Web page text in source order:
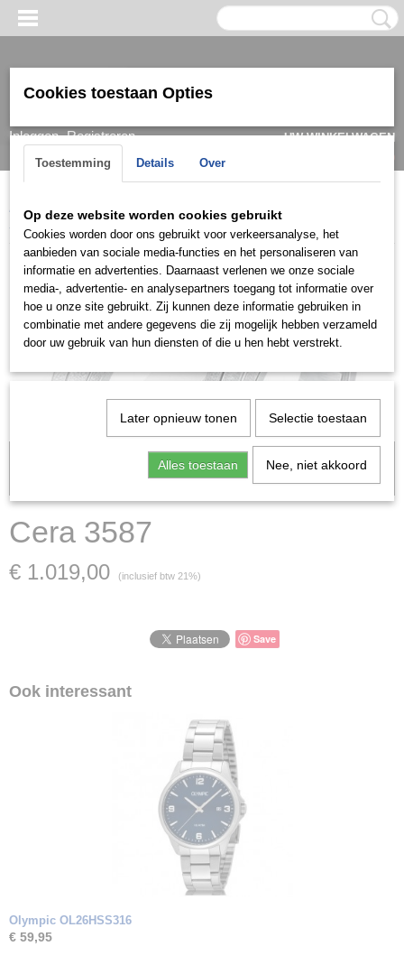
Inloggen Registreren
UW WINKELWAGEN
(0)
Home > > Trouwringen / Wedding Cera collectie
3587
Let op: het kan voorkomen dat het product onlangs in de zaak is
verkocht; in dat geval nemen wij contact met u op.
Cera 3587
€ 1.019,00 (inclusief btw 21%)
Save
Ook interessant
Olympic OL26HSS316
€ 59,95
Cookies toestaan Opties
Toestemming Details Over
Op deze website worden cookies gebruikt
Cookies worden door ons gebruikt voor verkeersanalyse, het
aanbieden van sociale media-functies en het personaliseren van
informatie en advertenties. Daarnaast verlenen we onze sociale
media-, advertentie- en analysepartners toegang tot informatie over
hoe u onze site gebruikt. Zij kunnen deze informatie gebruiken in
combinatie met andere gegevens die zij mogelijk hebben verzameld
door uw gebruik van hun diensten of die u hen hebt verstrekt.
Later opnieuw tonen Selectie toestaan
Alles toestaan Nee, niet akkoord